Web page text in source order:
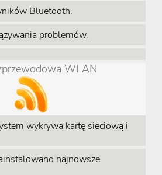
Bluetooth.
problemów.
WLAN
wykrywa kartę sieciową i
najnowsze